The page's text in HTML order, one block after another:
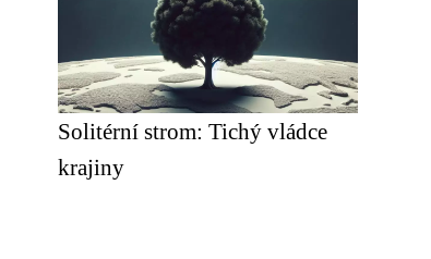
Solitérní strom: Tichý vládce
krajiny